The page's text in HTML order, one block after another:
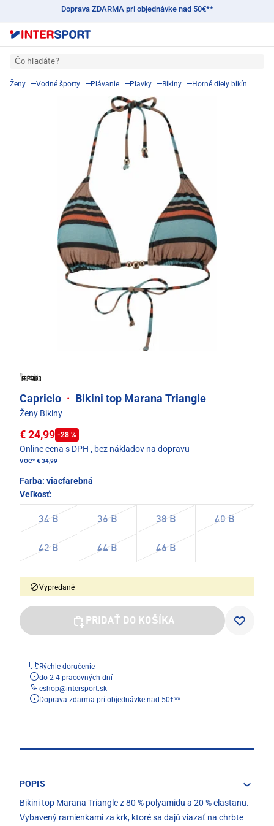
Doprava ZDARMA pri objednávke nad 50€**
Čo hľadáte?
Ženy Vodné športy Plávanie Plavky Bikiny Horné diely bikín
Capricio · Bikini top Marana Triangle
Ženy Bikiny
€ 24,99 -28 %
Online cena s DPH , bez nákladov na dopravu
VOC*€ 34,99
Farba: viacfarebná
Veľkosť:
34 B 36 B 38 B 40 B
42 B 44 B 46 B
Vypredané
PRIDAŤ DO KOŠÍKA
Rýchle doručenie
do 2-4 pracovných dní
eshop@intersport.sk
Doprava zdarma pri objednávke nad 50€**
POPIS
Bikini top Marana Triangle z 80 % polyamidu a 20 % elastanu.
Vybavený ramienkami za krk, ktoré sa dajú viazať na chrbte